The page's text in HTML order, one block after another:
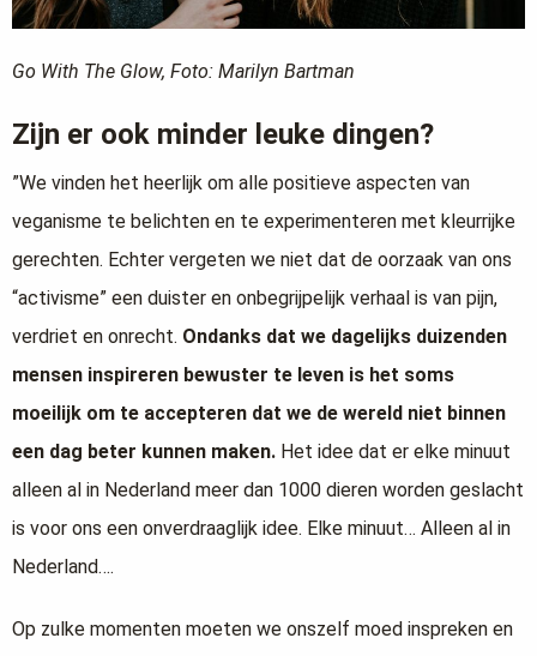
Go With The Glow, Foto: Marilyn Bartman
Zijn er ook minder leuke dingen?
”We vinden het heerlijk om alle positieve aspecten van
veganisme te belichten en te experimenteren met kleurrijke
gerechten. Echter vergeten we niet dat de oorzaak van ons
“activisme” een duister en onbegrijpelijk verhaal is van pijn,
verdriet en onrecht. Ondanks dat we dagelijks duizenden
mensen inspireren bewuster te leven is het soms
moeilijk om te accepteren dat we de wereld niet binnen
een dag beter kunnen maken. Het idee dat er elke minuut
alleen al in Nederland meer dan 1000 dieren worden geslacht
is voor ons een onverdraaglijk idee. Elke minuut… Alleen al in
Nederland….
Op zulke momenten moeten we onszelf moed inspreken en